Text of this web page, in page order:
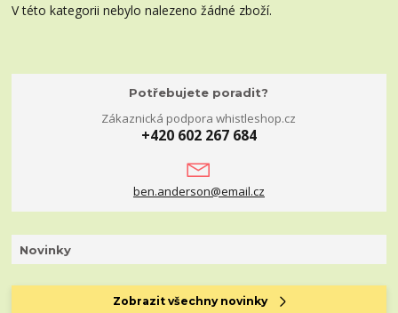
V této kategorii nebylo nalezeno žádné zboží.
Potřebujete poradit?
Zákaznická podpora whistleshop.cz
+420 602 267 684
ben.anderson@email.cz
Novinky
Zobrazit všechny novinky